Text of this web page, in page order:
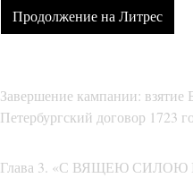
Продолжение на Литрес
Завершение кампании: взятие
Петербургский договор 1723
Глава 3. «С ВЯЩЕЮ